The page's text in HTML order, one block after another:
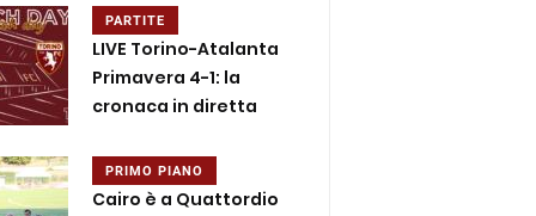
PARTITE
LIVE Torino-Atalanta
Primavera 4-1: la
cronaca in diretta
PRIMO PIANO
Cairo è a Quattordio